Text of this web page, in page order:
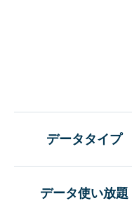
データタイプ
データ使い放題